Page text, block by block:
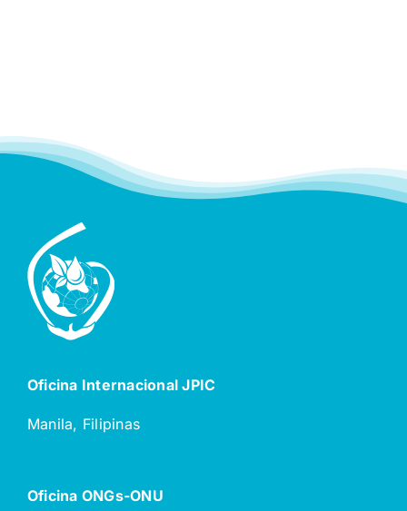
Oficina Internacional JPIC
Manila, Filipinas
Oficina ONGs-ONU